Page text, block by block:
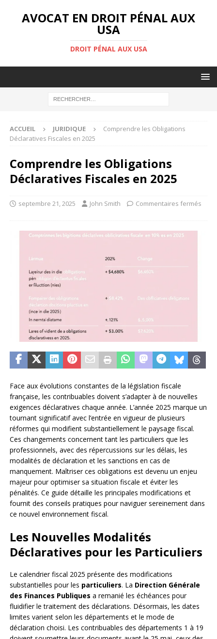
AVOCAT EN DROIT PÉNAL AUX
USA
DROIT PÉNAL AUX USA
ACCUEIL JURIDIQUE
Comprendre les Obligations
Déclaratives Fiscales en 2025
Comprendre les Obligations
Déclaratives Fiscales en 2025
septembre 21, 2025 John Smith Commentaires fermés
Face aux évolutions constantes de la législation fiscale
française, les contribuables doivent s’adapter à de nouvelles
exigences déclaratives chaque année. L’année 2025 marque un
tournant significatif avec l’entrée en vigueur de plusieurs
réformes qui modifient substantiellement le paysage fiscal.
Ces changements concernent tant les particuliers que les
professionnels, avec des répercussions sur les délais, les
modalités de déclaration et les sanctions en cas de
manquement. Maîtriser ces obligations est devenu un enjeu
majeur pour optimiser sa situation fiscale et éviter les
pénalités. Ce guide détaille les principales modifications et
fournit des conseils pratiques pour naviguer sereinement dans
ce nouvel environnement fiscal.
Les Nouvelles Modalités
Déclaratives pour les Particuliers
Le calendrier fiscal 2025 présente des modifications
substantielles pour les particuliers. La Direction Générale
des Finances Publiques a remanié les échéances pour
fluidifier le traitement des déclarations. Désormais, les dates
limites varient selon les départements et le mode de
déclaration choisi. Les contribuables des départements 1 à 19